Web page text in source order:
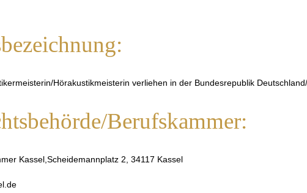
Hörakustikmeisterin verliehen in der Bundesrepublik
Berufskammer:
Kassel,Scheidemannplatz 2, 34117 Kassel